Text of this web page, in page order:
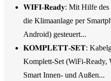
𝐖𝐈𝐅𝐈-𝐑𝐞𝐚𝐝𝐲: Mit Hilfe des
die Klimaanlage per
Android) gesteuert...
𝐊𝐎𝐌𝐏𝐋𝐄𝐓𝐓-𝐒𝐄𝐓:
Komplett-Set (WiFi-
Smart Innen- und Außen...